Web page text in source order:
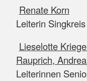
Renate Korn
Leiterin Singkreis
Lieselotte
Rauprich,
Leiterinnen